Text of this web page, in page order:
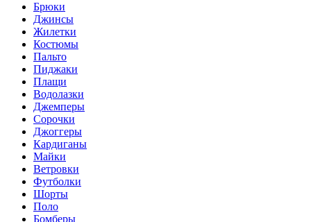
Брюки
Джинсы
Жилетки
Костюмы
Пальто
Пиджаки
Плащи
Водолазки
Джемперы
Сорочки
Джоггеры
Кардиганы
Майки
Ветровки
Футболки
Шорты
Поло
Бомберы